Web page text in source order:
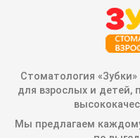
Стоматология
для взрослых и детей,
Мы предлагаем